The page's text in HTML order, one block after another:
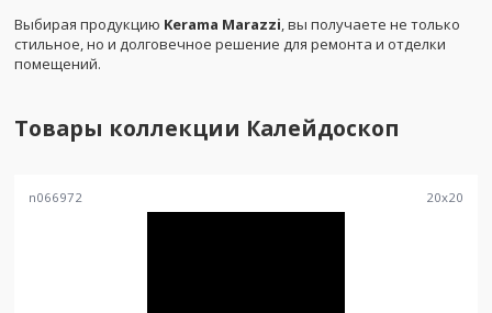
Выбирая продукцию Kerama Marazzi, вы получаете не только
стильное, но и долговечное решение для ремонта и отделки
помещений.
Товары коллекции Калейдоскоп
n066972 20x20